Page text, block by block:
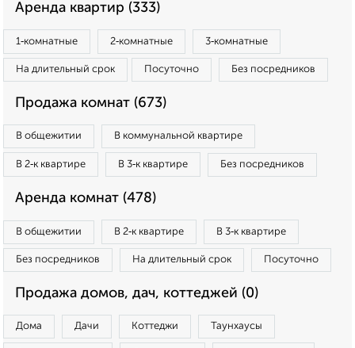
Аренда квартир (333)
1‑комнатные 2‑комнатные 3‑комнатные
На длительный срок Посуточно Без посредников
Продажа комнат (673)
В общежитии В коммунальной квартире
В 2‑к квартире В 3‑к квартире Без посредников
Аренда комнат (478)
В общежитии В 2‑к квартире В 3‑к квартире
Без посредников На длительный срок Посуточно
Продажа домов, дач, коттеджей (0)
Дома Дачи Коттеджи Таунхаусы